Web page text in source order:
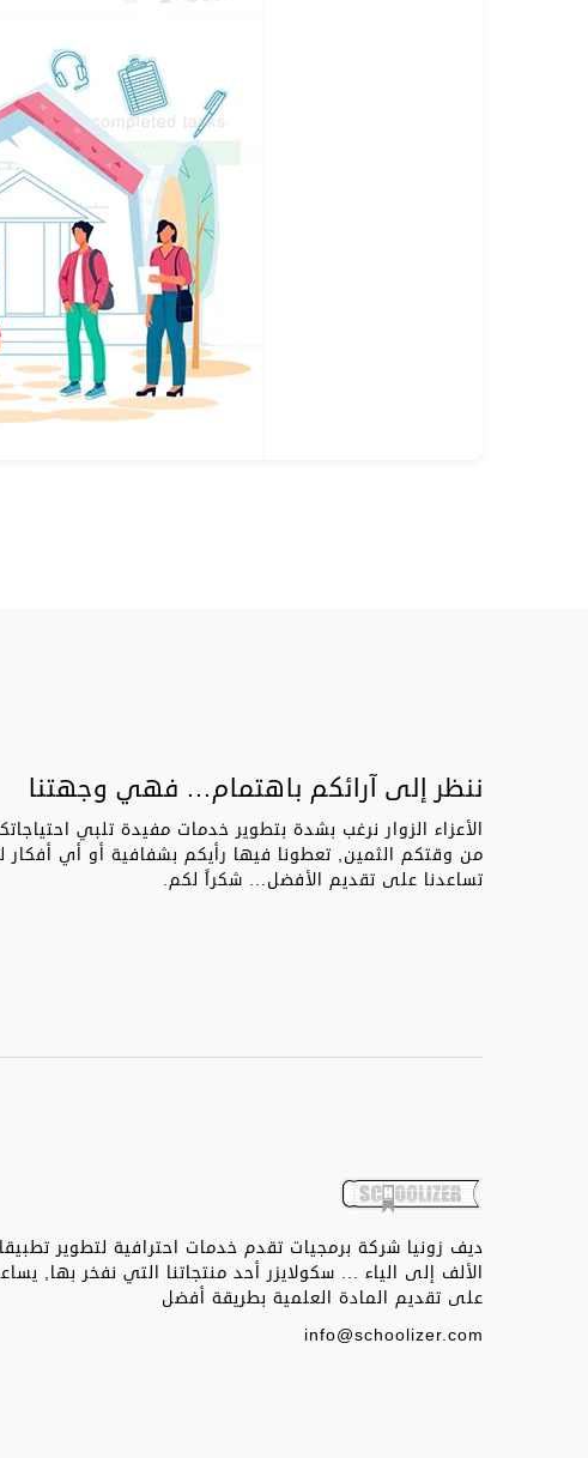
ننظر إلى آرائكم باهتمام... فهي وجهتنا
الأعزاء الزوار نرغب بشدة بتطوير خدمات مفيدة تلبي
من وقتكم الثمين, تعطونا فيها رأيكم بشفافية أو أي
تساعدنا على تقديم الأفضل... شكراً لكم.
ديف زونيا شركة برمجيات تقدم خدمات احترافية لتطوير
الألف إلى الياء ... سكولايزر أحد منتجاتنا التي نفخر بها,
على تقديم المادة العلمية بطريقة أفضل
info@schoolizer.com